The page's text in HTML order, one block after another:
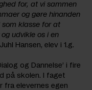
for, at vi sammen
og gøre hinanden
som klasse for at
udvikle os i en
Hansen, elev i 1.g.
og Dannelse’ i fire
på skolen. I faget
fra elevernes egen